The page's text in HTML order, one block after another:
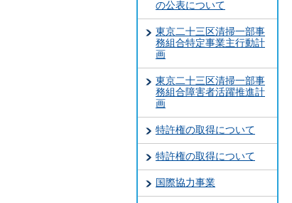
の公表について
東京二十三区清掃一部事
務組合特定事業主行動計
画
東京二十三区清掃一部事
務組合障害者活躍推進計
画
特許権の取得について
特許権の取得について
国際協力事業